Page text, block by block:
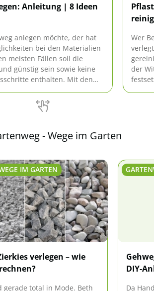
Anleitung | 8 Ideen
anlegen möchte, der hat
bei den Materialien
meisten Fällen soll die
günstig sein sowie keine
enthalten. Mit den
ausbauen.
Wer
der
- Wege im Garten
IM GARTEN
verlegen – wie
gerade total in Mode. Beth
DIY-
Da